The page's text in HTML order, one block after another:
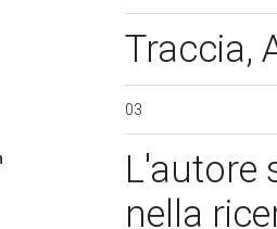
Traccia,
03
L'autore
nella